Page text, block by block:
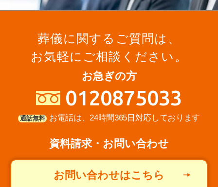
葬儀に関するご質問は、
お気軽にご相談ください。
お急ぎの方
0120875033
通話無料 お電話は、24時間365日対応しております
資料請求・お問い合わせ
お問い合わせはこちら